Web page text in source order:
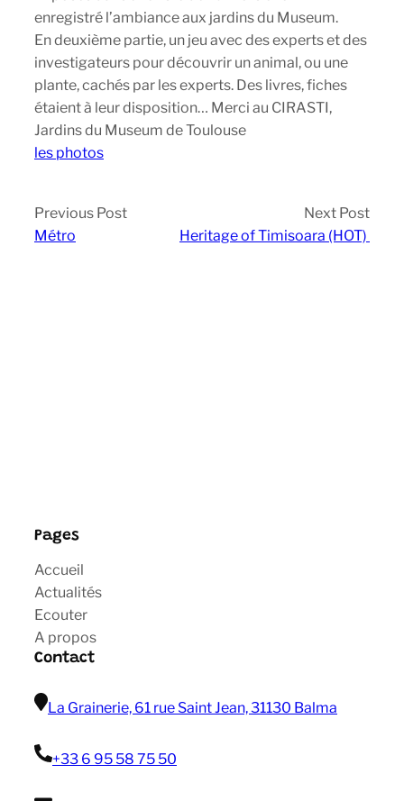
enregistré l’ambiance aux jardins du Museum.
En deuxième partie, un jeu avec des experts et des
investigateurs pour découvrir un animal, ou une
plante, cachés par les experts. Des livres, fiches
étaient à leur disposition… Merci au CIRASTI,
Jardins du Museum de Toulouse
les photos
Previous Post
Métro
Next Post
Heritage of Timisoara (HOT)
Pages
Accueil
Actualités
Ecouter
A propos
Contact
La Grainerie, 61 rue Saint Jean, 31130 Balma
+33 6 95 58 75 50